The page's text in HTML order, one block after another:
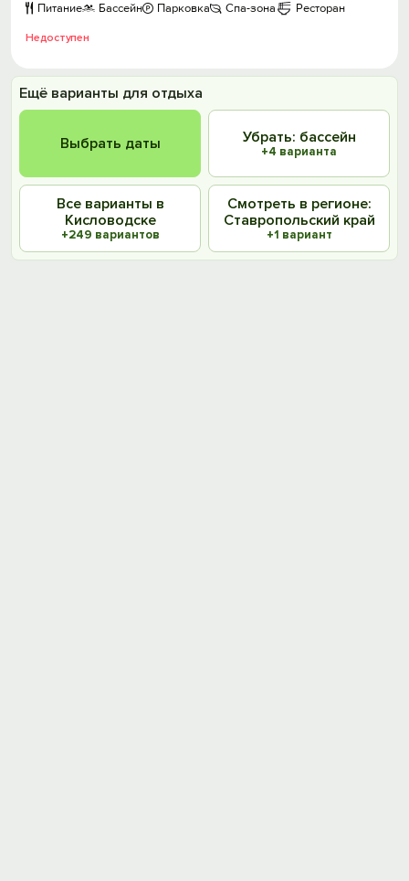
Питание
Бассейн Парковка Спа-зона Ресторан
Недоступен
Ещё варианты для отдыха
Выбрать даты Убрать: бассейн
+4 варианта
Все варианты в
Кисловодске
+249 вариантов
Смотреть в регионе:
Ставропольский край
+1 вариант